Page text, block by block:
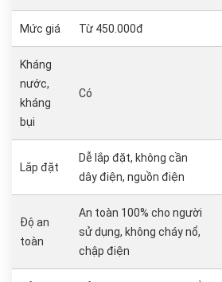
Mức giá Từ 450.000đ
Kháng
nước,
kháng
bụi
Có
Lắp đặt
Dễ lắp đặt, không cần
dây điện, nguồn điện
Độ an
toàn
An toàn 100% cho người
sử dụng, không cháy nổ,
chập điện